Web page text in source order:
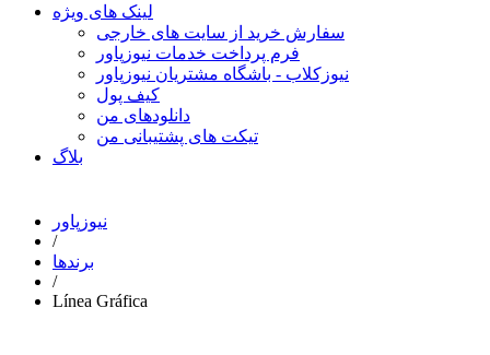
لینک های ویژه
سفارش خرید از سایت های خارجی
فرم پرداخت خدمات نیوزپاور
نیوزکلاب - باشگاه مشتریان نیوزپاور
کیف پول
دانلودهای من
تیکت های پشتیبانی من
بلاگ
نیوزپاور
/
برندها
/
Línea Gráfica